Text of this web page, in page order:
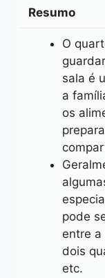
Resumo
O
sala é
a
os
pode
entre
dois
etc.